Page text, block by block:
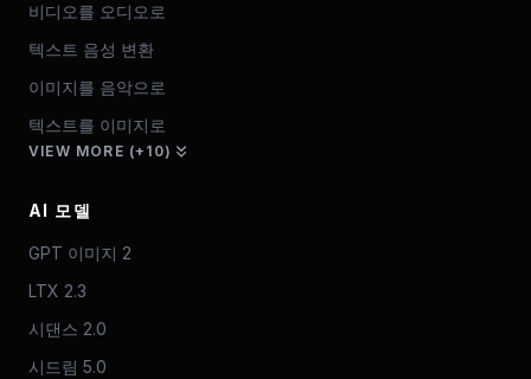
비디오를 오디오로
텍스트 음성 변환
이미지를 음악으로
텍스트를 이미지로
VIEW MORE (+10)
AI 모델
GPT 이미지 2
LTX 2.3
시댄스 2.0
시드림 5.0